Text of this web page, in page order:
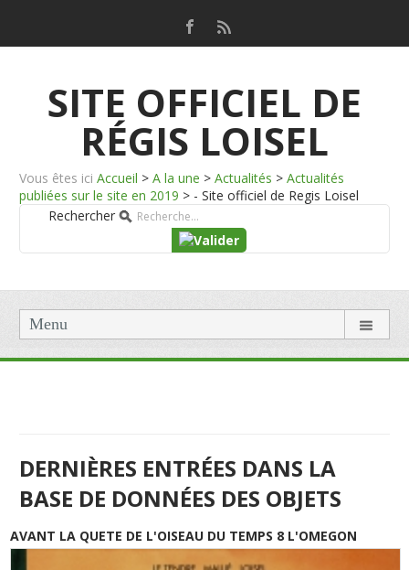
SITE OFFICIEL DE
RÉGIS LOISEL
Vous êtes ici Accueil > A la une > Actualités > Actualités
publiées sur le site en 2019 > - Site officiel de Regis Loisel
Rechercher
Menu
DERNIÈRES ENTRÉES DANS LA
BASE DE DONNÉES DES OBJETS
AVANT LA QUETE DE L'OISEAU DU TEMPS 8 L'OMEGON